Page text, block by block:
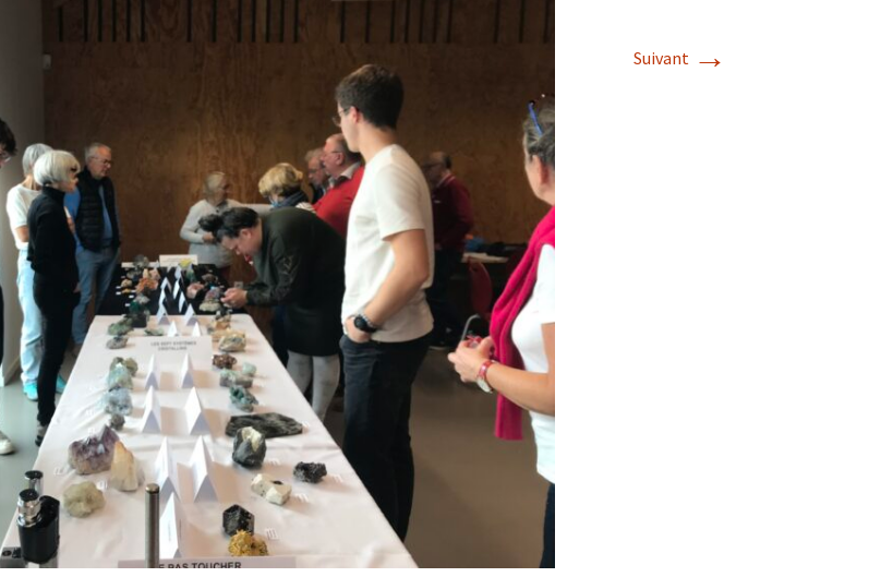
Conférences…
Roches
Lames minces de roches
Minéraux
Inventaire des minéraux
vendéens
Fossiles
Paysages, affleurements
Photos de groupes
Diaporamas
Galerie de vidéos
Cartes – schémas –
Echelles des temps
Carnets de voyages
Analyse de livres, revues,
…
Suivant →